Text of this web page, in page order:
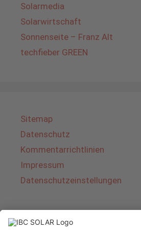
Solarmedia
Solarwirtschaft
Sonnenseite – Franz Alt
techfieber GREEN
Sitemap
Datenschutz
Kommentarrichtlinien
Impressum
Datenschutzeinstellungen
Über IBC SOLAR